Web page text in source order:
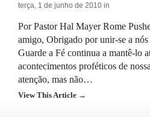
terça, 1 de junho de 2010 in
Por Pastor Hal Mayer Rome
amigo, Obrigado por unir-se a
Guarde a Fé continua a mantê-lo
acontecimentos proféticos de
atenção, mas não…
View This Article →